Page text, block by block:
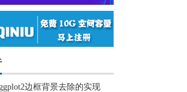
边框背景去除的实现